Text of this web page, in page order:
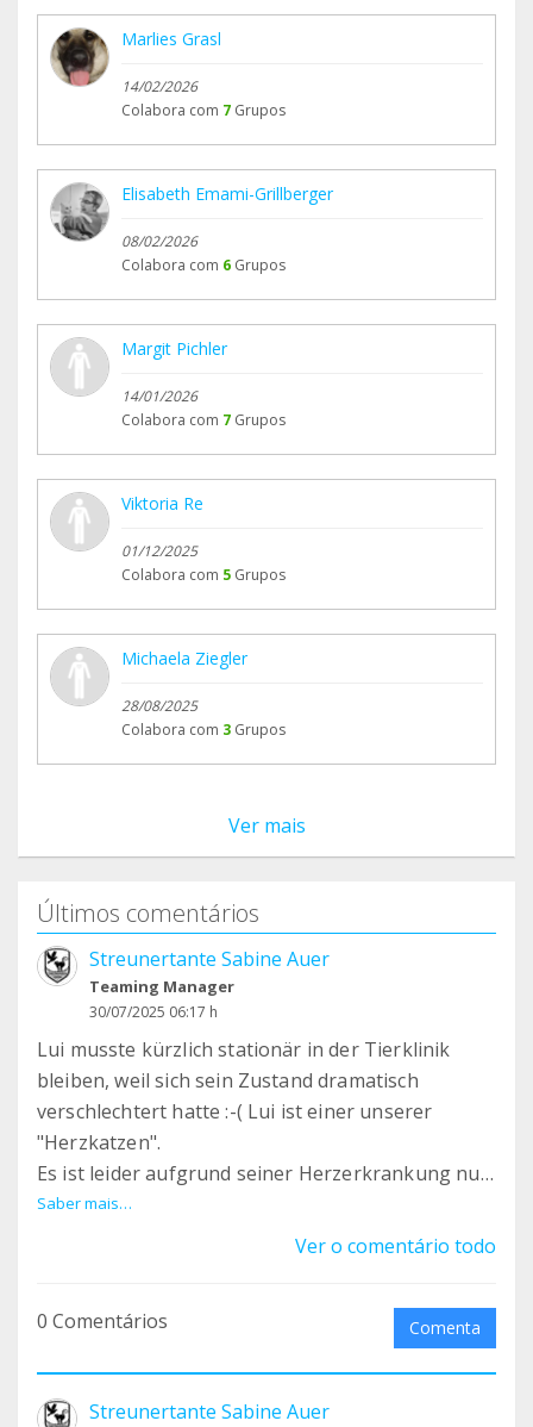
Marlies Grasl
14/02/2026
Colabora com 7 Grupos
Elisabeth Emami-Grillberger
08/02/2026
Colabora com 6 Grupos
Margit Pichler
14/01/2026
Colabora com 7 Grupos
Viktoria Re
01/12/2025
Colabora com 5 Grupos
Michaela Ziegler
28/08/2025
Colabora com 3 Grupos
Ver mais
Últimos comentários
Streunertante Sabine Auer
Teaming Manager
30/07/2025 06:17 h
Lui musste kürzlich stationär in der Tierklinik
bleiben, weil sich sein Zustand dramatisch
verschlechtert hatte :-( Lui ist einer unserer
"Herzkatzen".
Es ist leider aufgrund seiner Herzerkrankung nur
eine Frage der Zeit, wann wir ihn gehen lassen
müssen. Bis dahin soll es ihm aber an nichts
Geschwistern zu uns (auch die anderen haben
Saber mais…
Ver o comentário todo
0 Comentários Comenta
Streunertante Sabine Auer